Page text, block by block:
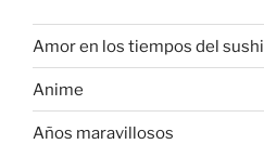
Amor en los tiempos del sushi
Anime
Años maravillosos